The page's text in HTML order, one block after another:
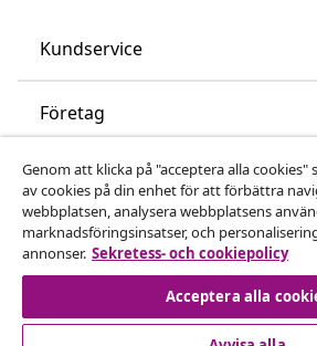
Kundservice
Företag
vidaXL
Upptäck mer
Genom att klicka på "acceptera alla
av cookies på din enhet för att förbättra
webbplatsen, analysera webbplatsens
marknadsföringsinsatser, och
annonser. Sekretess- och cookiepolicy
Acceptera alla